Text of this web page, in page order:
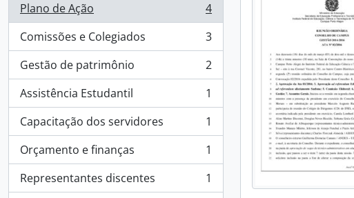
Plano de Ação
, 4 resultados
4
Comissões e Colegiados
, 3 resultados
3
Gestão de patrimônio
, 2 resultados
2
Assistência Estudantil
, 1 resultados
1
Capacitação dos servidores
, 1 resultados
1
Orçamento e finanças
, 1 resultados
1
Representantes discentes
, 1 resultados
1